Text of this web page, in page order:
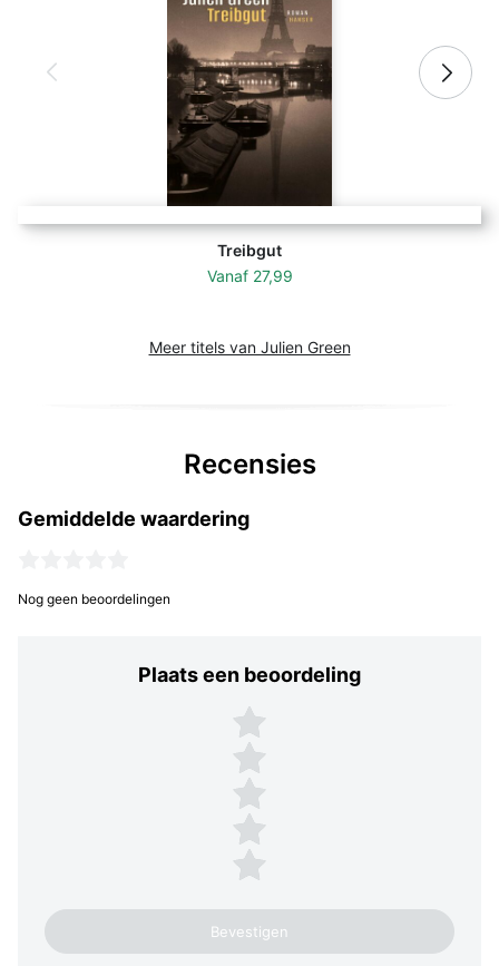
Treibgut
Vanaf 27,99
Meer titels van Julien Green
Recensies
Gemiddelde waardering
Nog geen beoordelingen
Plaats een beoordeling
Plaats een beoordeling
5 sterren
4 sterren
3 sterren
2 sterren
1 ster